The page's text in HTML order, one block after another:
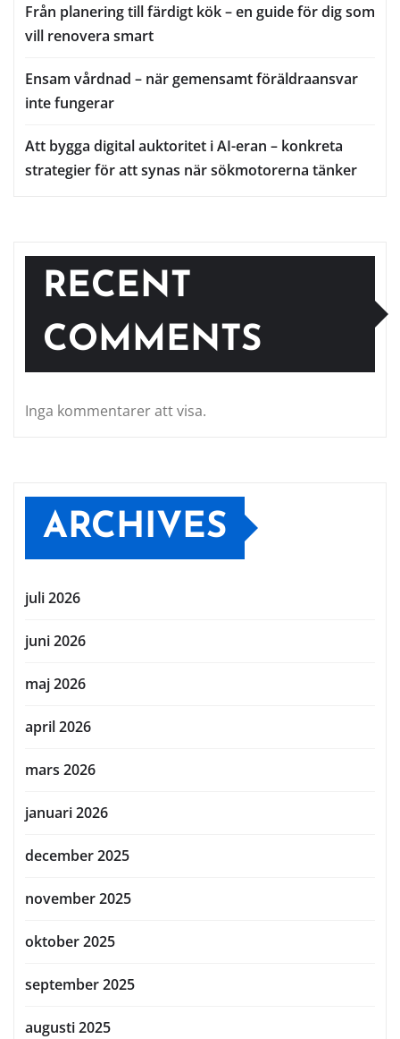
Från planering till färdigt kök – en guide för dig som
vill renovera smart
Ensam vårdnad – när gemensamt föräldraansvar
inte fungerar
Att bygga digital auktoritet i AI-eran – konkreta
strategier för att synas när sökmotorerna tänker
RECENT
COMMENTS
Inga kommentarer att visa.
ARCHIVES
juli 2026
juni 2026
maj 2026
april 2026
mars 2026
januari 2026
december 2025
november 2025
oktober 2025
september 2025
augusti 2025